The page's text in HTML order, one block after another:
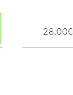
28,00€